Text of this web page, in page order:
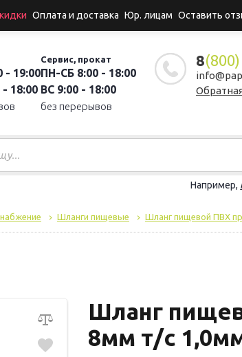
Оплата и доставка Юр. лицам Оставить
- 19:00
18:00
Сервис, прокат
ПН-СБ 8:00 - 18:00
ВС 9:00 - 18:00
без перерывов
8(800)
Например,
Шланги пищевые Шланг пищевой ПВХ
Шланг
8мм т/с